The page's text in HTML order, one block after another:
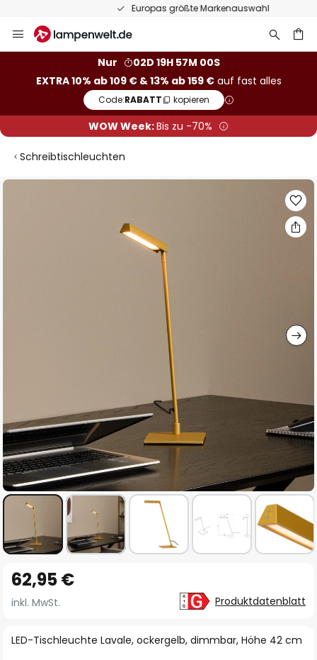
Europas größte Markenauswahl
Inhalt
Nur
02D 19H 56M 59S
EXTRA 10% ab 109 € & 13% ab 159 €auf fast alles
Code:RABATT kopieren
WOW Week:Bis zu -70%
Schreibtischleuchten
Zum
Anfang
der
springen
LED-Tischleuchte Lavale, ockergelb, dimmbar, Höhe 42 cm
62,95 €
inkl. MwSt. Produktdatenblatt